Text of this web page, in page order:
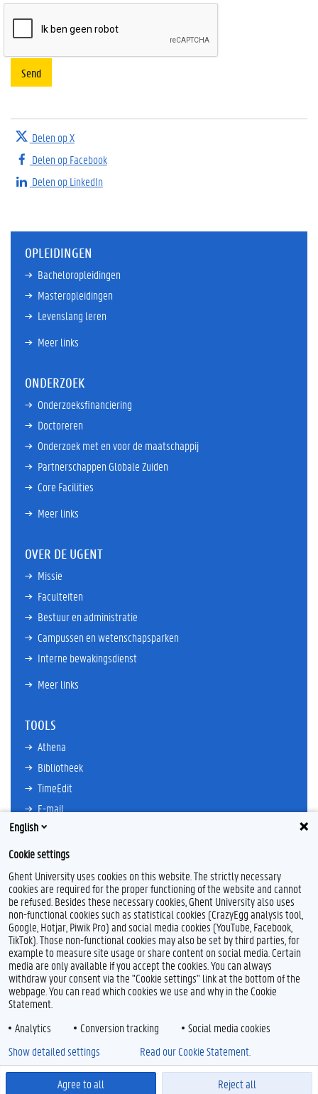
Send
Delen op X
Delen op Facebook
Delen op LinkedIn
OPLEIDINGEN
Bacheloropleidingen
Masteropleidingen
Levenslang leren
Meer links
ONDERZOEK
Onderzoeksfinanciering
Doctoreren
Onderzoek met en voor de maatschappij
Partnerschappen Globale Zuiden
Core Facilities
Meer links
OVER DE UGENT
Missie
Faculteiten
Bestuur en administratie
Campussen en wetenschapsparken
Interne bewakingsdienst
Meer links
TOOLS
Athena
Bibliotheek
TimeEdit
E-mail
Ufora
Oasis
Research Explorer
F
a
c
e
b
o
o
k
L
i
n
k
e
d
I
Y
o
u
T
u
b
e
I
n
s
t
a
g
r
Feedback
Privacy
Disclaimer
Toegankelijkheid
© 2026 Universiteit Gent
English
Cookie settings
Ghent University uses cookies on this website. The strictly necessary
cookies are required for the proper functioning of the website and cannot
be refused. Besides these necessary cookies, Ghent University also uses
non-functional cookies such as statistical cookies (CrazyEgg analysis tool,
Google, Hotjar, Piwik Pro) and social media cookies (YouTube, Facebook,
TikTok). Those non-functional cookies may also be set by third parties, for
example to measure site usage or share content on social media. Certain
media are only available if you accept the cookies. You can always
withdraw your consent via the "Cookie settings" link at the bottom of the
webpage. You can read which cookies we use and why in the Cookie
Statement.
Analytics
Conversion tracking Social media cookies
Agree to all Reject all
Show detailed settings Read our Cookie Statement.